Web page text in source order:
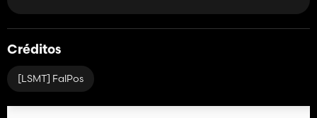
Créditos
[LSMT] FalPos